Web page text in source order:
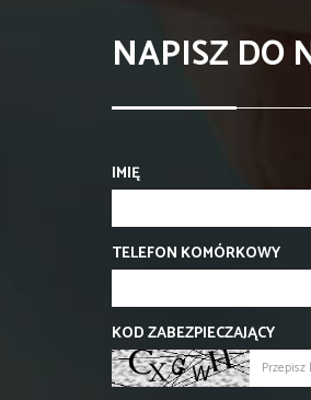
NAPISZ DO
IMIĘ
TELEFON KOMÓRKOWY
KOD ZABEZPIECZAJĄCY